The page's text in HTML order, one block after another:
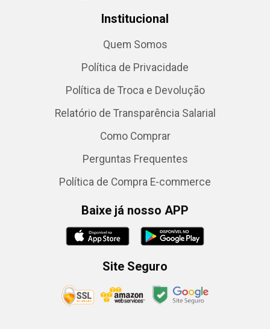
Institucional
Quem Somos
Política de Privacidade
Política de Troca e Devolução
Relatório de Transparência Salarial
Como Comprar
Perguntas Frequentes
Política de Compra E-commerce
Baixe já nosso APP
Site Seguro